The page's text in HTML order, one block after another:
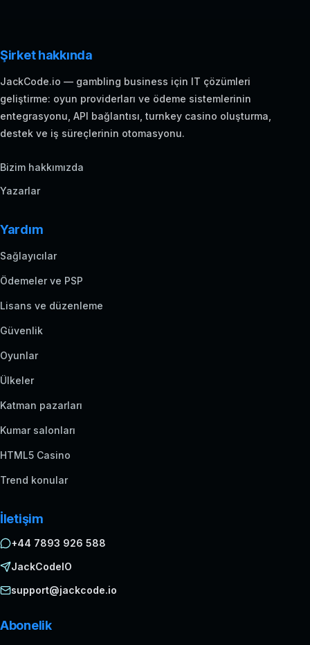
Şirket hakkında
JackCode.io — gambling business için IT çözümleri
geliştirme: oyun providerları ve ödeme sistemlerinin
entegrasyonu, API bağlantısı, turnkey casino oluşturma,
destek ve iş süreçlerinin otomasyonu.
Bizim hakkımızda
Yazarlar
Yardım
Sağlayıcılar
Ödemeler ve PSP
Lisans ve düzenleme
Güvenlik
Oyunlar
Ülkeler
Katman pazarları
Kumar salonları
HTML5 Casino
Trend konular
İletişim
+44 7893 926 588
JackCodeIO
support@jackcode.io
Abonelik